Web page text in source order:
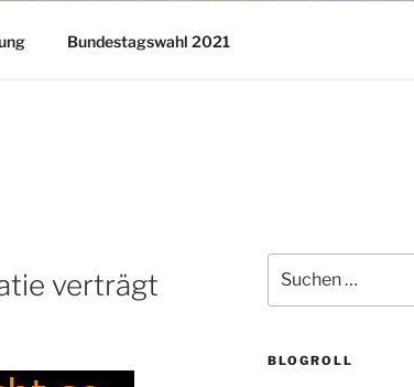
Bundestagswahl 2021
verträgt
nach:
BLOGROLL